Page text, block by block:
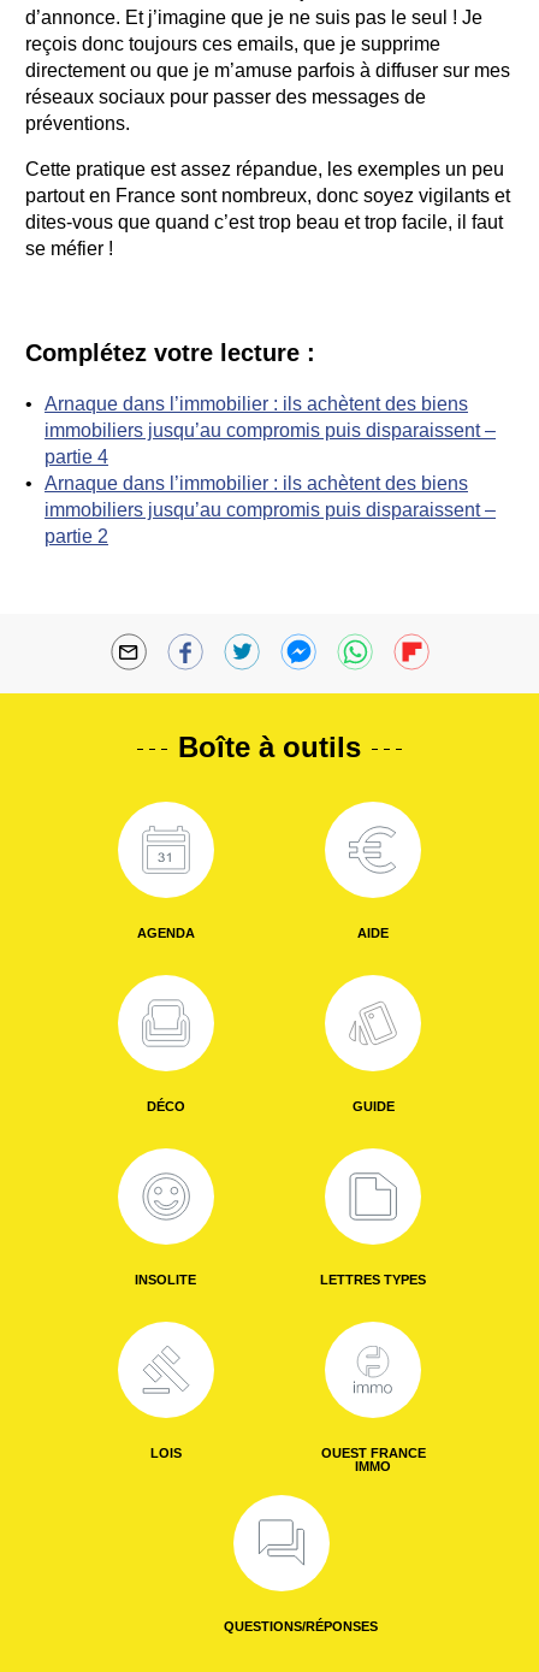
d’annonce. Et j’imagine que je ne suis pas le seul ! Je
reçois donc toujours ces emails, que je supprime
directement ou que je m’amuse parfois à diffuser sur mes
réseaux sociaux pour passer des messages de
préventions.
Cette pratique est assez répandue, les exemples un peu
partout en France sont nombreux, donc soyez vigilants et
dites-vous que quand c’est trop beau et trop facile, il faut
se méfier !
Complétez votre lecture :
Arnaque dans l’immobilier : ils achètent des biens
immobiliers jusqu’au compromis puis disparaissent –
partie 4
Arnaque dans l’immobilier : ils achètent des biens
immobiliers jusqu’au compromis puis disparaissent –
partie 2
Boîte à outils
AGENDA AIDE
DÉCO GUIDE
INSOLITE LETTRES TYPES
LOIS
OUEST FRANCE
IMMO
QUESTIONS/RÉPONSES